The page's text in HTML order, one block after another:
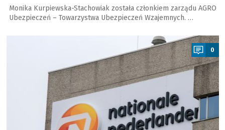
Monika Kurpiewska-Stachowiak została członkiem zarządu AGRO
Ubezpieczeń – Towarzystwa Ubezpieczeń Wzajemnych. …
0